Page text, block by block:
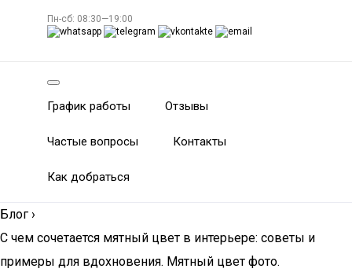
Пн-сб: 08:30—19:00
График работы Отзывы
Частые вопросы Контакты
Как добраться
Блог ›
С чем сочетается мятный цвет в интерьере: советы и
примеры для вдохновения. Мятный цвет фото.